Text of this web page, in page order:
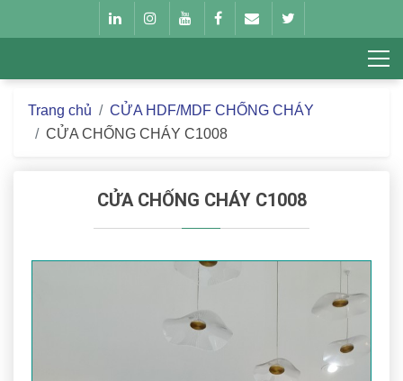
Trang chủ
CỬA HDF/MDF CHỐNG CHÁY
CỬA CHỐNG CHÁY C1008
CỬA CHỐNG CHÁY C1008